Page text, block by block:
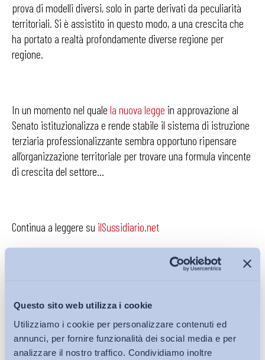
Questo sito web utilizza i cookie
Utilizziamo i cookie per personalizzare contenuti ed
annunci, per fornire funzionalità dei social media e per
analizzare il nostro traffico. Condividiamo inoltre
prova di modelli diversi, solo in parte derivati da peculiarità
territoriali. Si è assistito in questo modo, a una crescita che
ha portato a realtà profondamente diverse regione per
regione.
In un momento nel quale la nuova legge in approvazione al
Senato istituzionalizza e rende stabile il sistema di istruzione
terziaria professionalizzante sembra opportuno ripensare
all’organizzazione territoriale per trovare una formula vincente
di crescita del settore…
Continua a leggere su ilSussidiario.net
Condividi su: